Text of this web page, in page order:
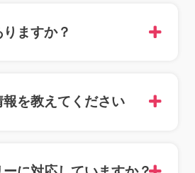
ますか？
報を教えてください